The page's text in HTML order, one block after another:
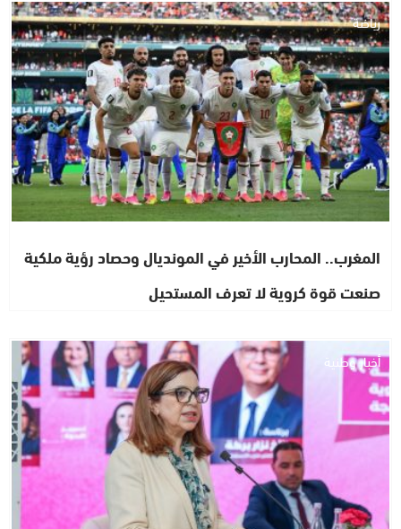
رياضة
المغرب.. المحارب الأخير في المونديال وحصاد رؤية ملكية
صنعت قوة كروية لا تعرف المستحيل
أخبار وطنية